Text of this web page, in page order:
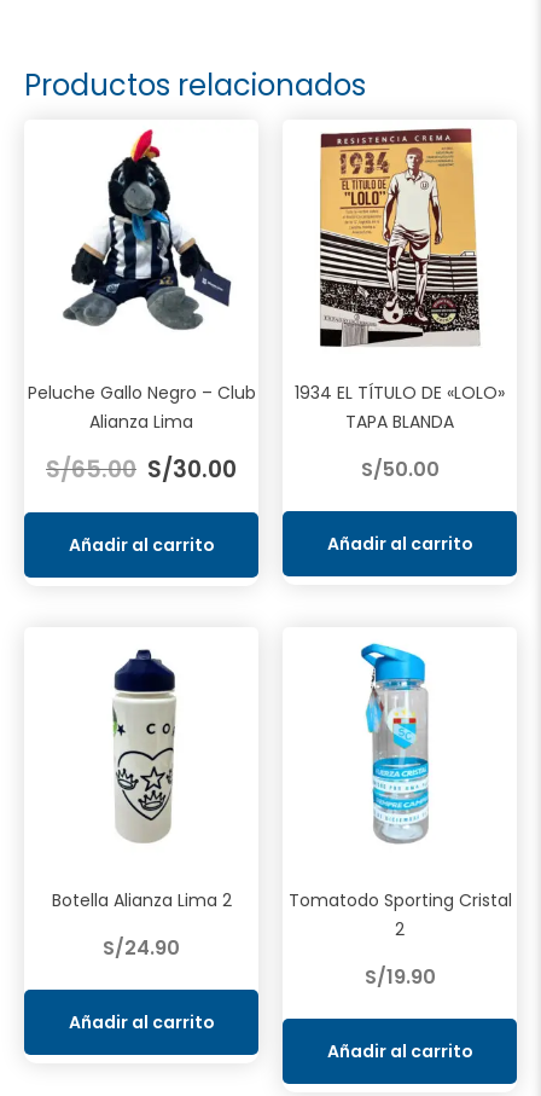
Productos relacionados
Peluche Gallo Negro – Club
Alianza Lima
S/65.00 precio
original
era:
S/65.00.
S/30.00
actual
S/30.00.
Añadir al carrito
1934 EL TÍTULO DE «LOLO»
TAPA BLANDA
S/50.00
Añadir al carrito
Botella Alianza Lima 2
S/24.90
Añadir al carrito
Tomatodo Sporting Cristal
2
S/19.90
Añadir al carrito